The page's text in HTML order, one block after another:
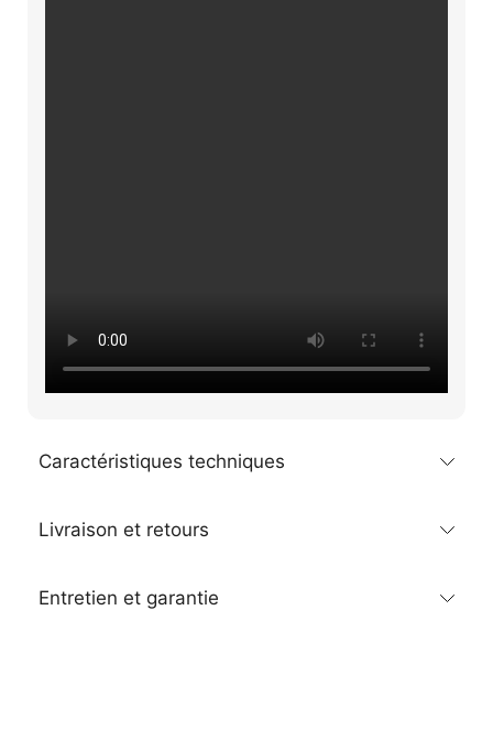
Caractéristiques techniques
Livraison et retours
Entretien et garantie